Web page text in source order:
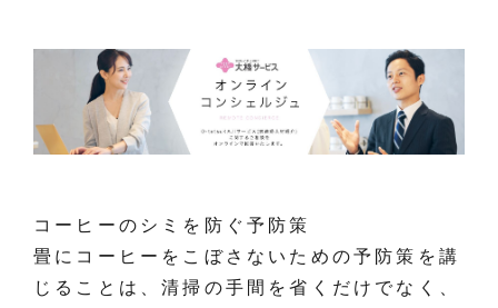
コーヒーのシミを防ぐ予防策
畳にコーヒーをこぼさないための予防策を講
じることは、清掃の手間を省くだけでなく、